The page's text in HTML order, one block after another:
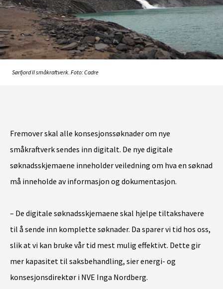
Sørfjord II småkraftverk. Foto: Cadre
Fremover skal alle konsesjonssøknader om nye
småkraftverk sendes inn digitalt. De nye digitale
søknadsskjemaene inneholder veiledning om hva en søknad
må inneholde av informasjon og dokumentasjon.
– De digitale søknadsskjemaene skal hjelpe tiltakshavere
til å sende inn komplette søknader. Da sparer vi tid hos oss,
slik at vi kan bruke vår tid mest mulig effektivt. Dette gir
mer kapasitet til saksbehandling, sier energi- og
konsesjonsdirektør i NVE Inga Nordberg.